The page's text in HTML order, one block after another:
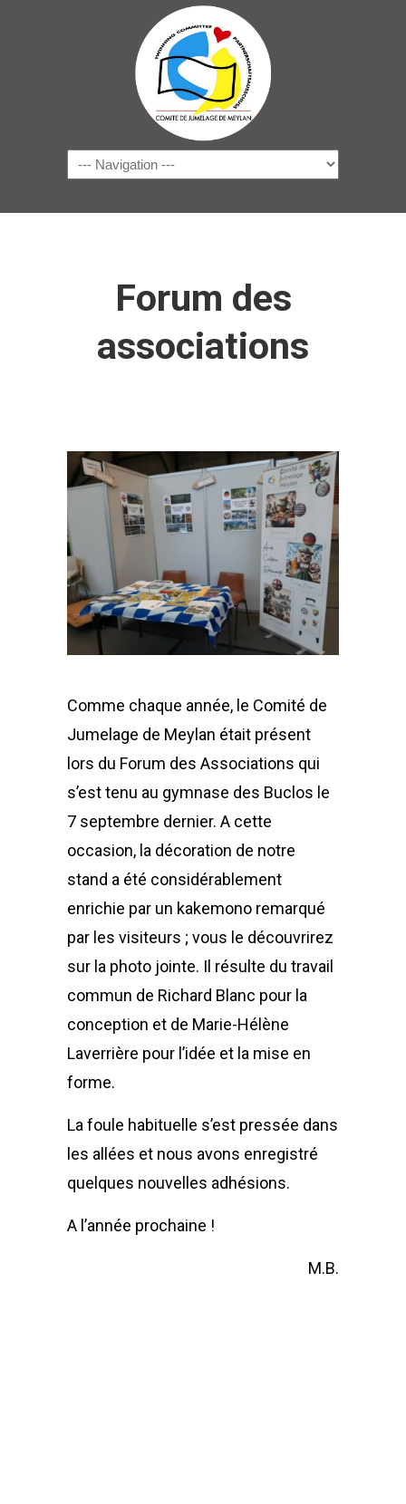
Navigation
Forum des
associations
Comme chaque année, le Comité de
Jumelage de Meylan était présent
lors du Forum des Associations qui
s’est tenu au gymnase des Buclos le
7 septembre dernier. A cette
occasion, la décoration de notre
stand a été considérablement
enrichie par un kakemono remarqué
par les visiteurs ; vous le découvrirez
sur la photo jointe. Il résulte du travail
commun de Richard Blanc pour la
conception et de Marie-Hélène
Laverrière pour l’idée et la mise en
forme.
La foule habituelle s’est pressée dans
les allées et nous avons enregistré
quelques nouvelles adhésions.
A l’année prochaine !
M.B.